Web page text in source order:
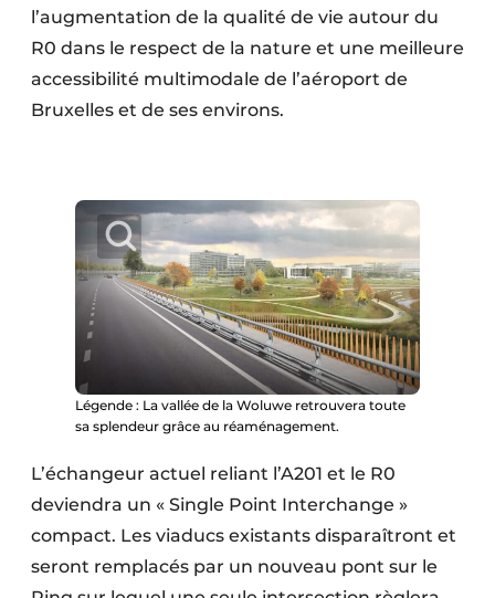
l’augmentation de la qualité de vie autour du
R0 dans le respect de la nature et une meilleure
accessibilité multimodale de l’aéroport de
Bruxelles et de ses environs.
Légende : La vallée de la Woluwe retrouvera toute
sa splendeur grâce au réaménagement.
L’échangeur actuel reliant l’A201 et le R0
deviendra un « Single Point Interchange »
compact. Les viaducs existants disparaîtront et
seront remplacés par un nouveau pont sur le